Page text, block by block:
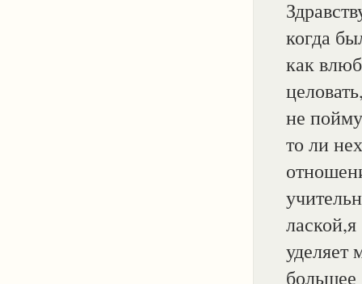
когда
как
не
то ли
лаской,я
уделяет